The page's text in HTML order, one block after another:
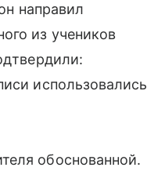
направил
из учеников
использовались
обоснованной.